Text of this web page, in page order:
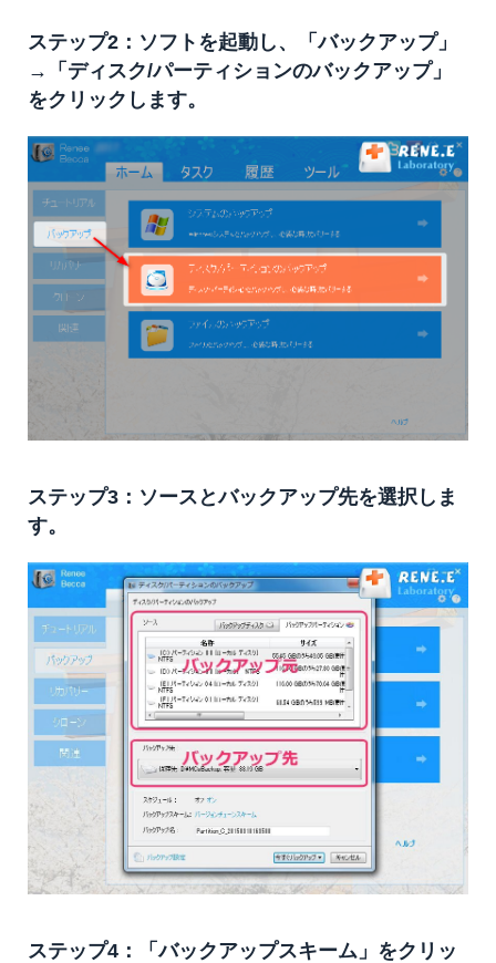
ステップ2：ソフトを起動し、「バックアップ」
→「ディスク/パーティションのバックアップ」
をクリックします。
ステップ3：ソースとバックアップ先を選択しま
す。
ステップ4：「バックアップスキーム」をクリッ